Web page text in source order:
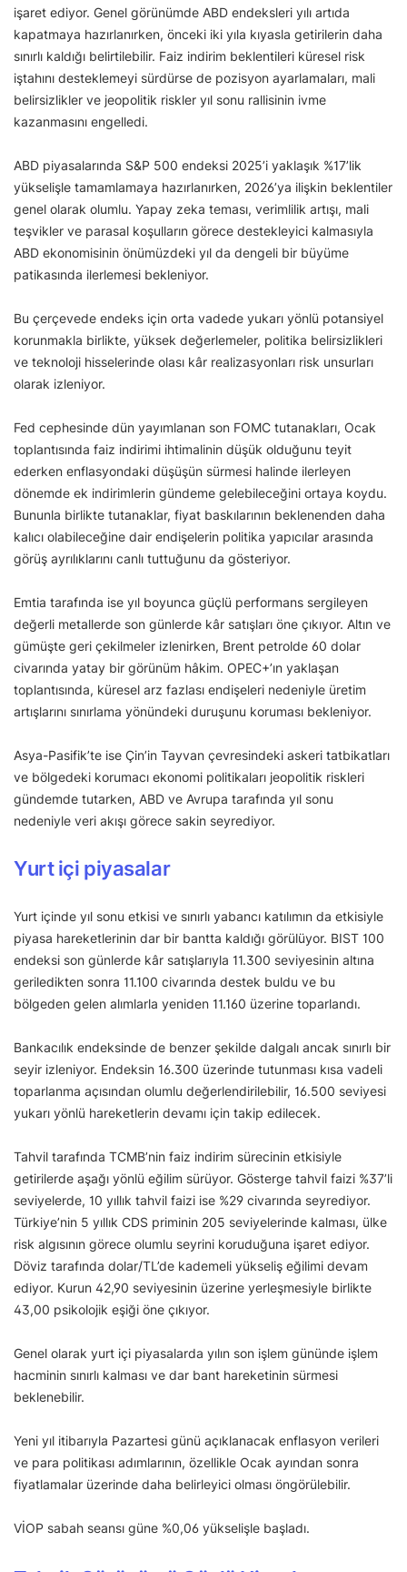
işaret ediyor. Genel görünümde ABD endeksleri yılı artıda
kapatmaya hazırlanırken, önceki iki yıla kıyasla getirilerin daha
sınırlı kaldığı belirtilebilir. Faiz indirim beklentileri küresel risk
iştahını desteklemeyi sürdürse de pozisyon ayarlamaları, mali
belirsizlikler ve jeopolitik riskler yıl sonu rallisinin ivme
kazanmasını engelledi.
ABD piyasalarında S&P 500 endeksi 2025’i yaklaşık %17’lik
yükselişle tamamlamaya hazırlanırken, 2026’ya ilişkin beklentiler
genel olarak olumlu. Yapay zeka teması, verimlilik artışı, mali
teşvikler ve parasal koşulların görece destekleyici kalmasıyla
ABD ekonomisinin önümüzdeki yıl da dengeli bir büyüme
patikasında ilerlemesi bekleniyor.
Bu çerçevede endeks için orta vadede yukarı yönlü potansiyel
korunmakla birlikte, yüksek değerlemeler, politika belirsizlikleri
ve teknoloji hisselerinde olası kâr realizasyonları risk unsurları
olarak izleniyor.
Fed cephesinde dün yayımlanan son FOMC tutanakları, Ocak
toplantısında faiz indirimi ihtimalinin düşük olduğunu teyit
ederken enflasyondaki düşüşün sürmesi halinde ilerleyen
dönemde ek indirimlerin gündeme gelebileceğini ortaya koydu.
Bununla birlikte tutanaklar, fiyat baskılarının beklenenden daha
kalıcı olabileceğine dair endişelerin politika yapıcılar arasında
görüş ayrılıklarını canlı tuttuğunu da gösteriyor.
Emtia tarafında ise yıl boyunca güçlü performans sergileyen
değerli metallerde son günlerde kâr satışları öne çıkıyor. Altın ve
gümüşte geri çekilmeler izlenirken, Brent petrolde 60 dolar
civarında yatay bir görünüm hâkim. OPEC+’ın yaklaşan
toplantısında, küresel arz fazlası endişeleri nedeniyle üretim
artışlarını sınırlama yönündeki duruşunu koruması bekleniyor.
Asya-Pasifik’te ise Çin’in Tayvan çevresindeki askeri tatbikatları
ve bölgedeki korumacı ekonomi politikaları jeopolitik riskleri
gündemde tutarken, ABD ve Avrupa tarafında yıl sonu
nedeniyle veri akışı görece sakin seyrediyor.
Yurt içi piyasalar
Yurt içinde yıl sonu etkisi ve sınırlı yabancı katılımın da etkisiyle
piyasa hareketlerinin dar bir bantta kaldığı görülüyor. BIST 100
endeksi son günlerde kâr satışlarıyla 11.300 seviyesinin altına
geriledikten sonra 11.100 civarında destek buldu ve bu
bölgeden gelen alımlarla yeniden 11.160 üzerine toparlandı.
Bankacılık endeksinde de benzer şekilde dalgalı ancak sınırlı bir
seyir izleniyor. Endeksin 16.300 üzerinde tutunması kısa vadeli
toparlanma açısından olumlu değerlendirilebilir, 16.500 seviyesi
yukarı yönlü hareketlerin devamı için takip edilecek.
Tahvil tarafında TCMB’nin faiz indirim sürecinin etkisiyle
getirilerde aşağı yönlü eğilim sürüyor. Gösterge tahvil faizi %37’li
seviyelerde, 10 yıllık tahvil faizi ise %29 civarında seyrediyor.
Türkiye’nin 5 yıllık CDS priminin 205 seviyelerinde kalması, ülke
risk algısının görece olumlu seyrini koruduğuna işaret ediyor.
Döviz tarafında dolar/TL’de kademeli yükseliş eğilimi devam
ediyor. Kurun 42,90 seviyesinin üzerine yerleşmesiyle birlikte
43,00 psikolojik eşiği öne çıkıyor.
Genel olarak yurt içi piyasalarda yılın son işlem gününde işlem
hacminin sınırlı kalması ve dar bant hareketinin sürmesi
beklenebilir.
Yeni yıl itibarıyla Pazartesi günü açıklanacak enflasyon verileri
ve para politikası adımlarının, özellikle Ocak ayından sonra
fiyatlamalar üzerinde daha belirleyici olması öngörülebilir.
VİOP sabah seansı güne %0,06 yükselişle başladı.